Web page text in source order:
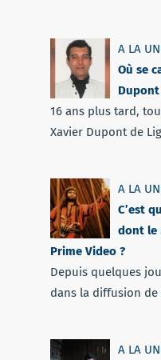
A LA
Où se
Dupont
16 ans plus tard,
Xavier Dupont de
A LA
C’est
dont le
Prime Video ?
Depuis quelques
dans la diffusion de
A LA